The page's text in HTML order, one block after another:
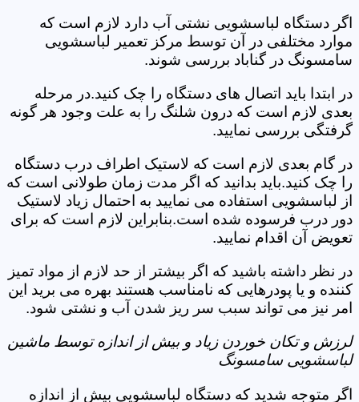
اگر دستگاه لباسشویی نشتی آب دارد لازم است که
موارد مختلفی در آن توسط مرکز تعمیر لباسشویی
سامسونگ در گناباد بررسی شوند.
در ابتدا باید اتصال های دستگاه را چک کنید.در مرحله
بعدی لازم است که درون شلنگ را به علت وجود هر گونه
گرفتگی بررسی نمایید.
در گام بعدی لازم است که لاستیک اطراف درب دستگاه
را چک کنید.باید بدانید که اگر مدت زمان طولانی است که
از لباسشویی استفاده می نمایید به احتمال زیاد لاستیک
دور درب فرسوده شده است.بنابراین لازم است که برای
تعویض آن اقدام نمایید.
در نظر داشته باشید که اگر بیشتر از حد لازم از مواد تمیز
کننده و یا پودرهایی که نامناسب هستند بهره می برید این
امر نیز می تواند سبب سر ریز شدن آب و نشتی شود.
لرزش و تکان خوردن زیاد و بیش از اندازه توسط ماشین
لباسشویی سامسونگ
اگر متوجه شدید که دستگاه لباسشویی بیش از اندازه